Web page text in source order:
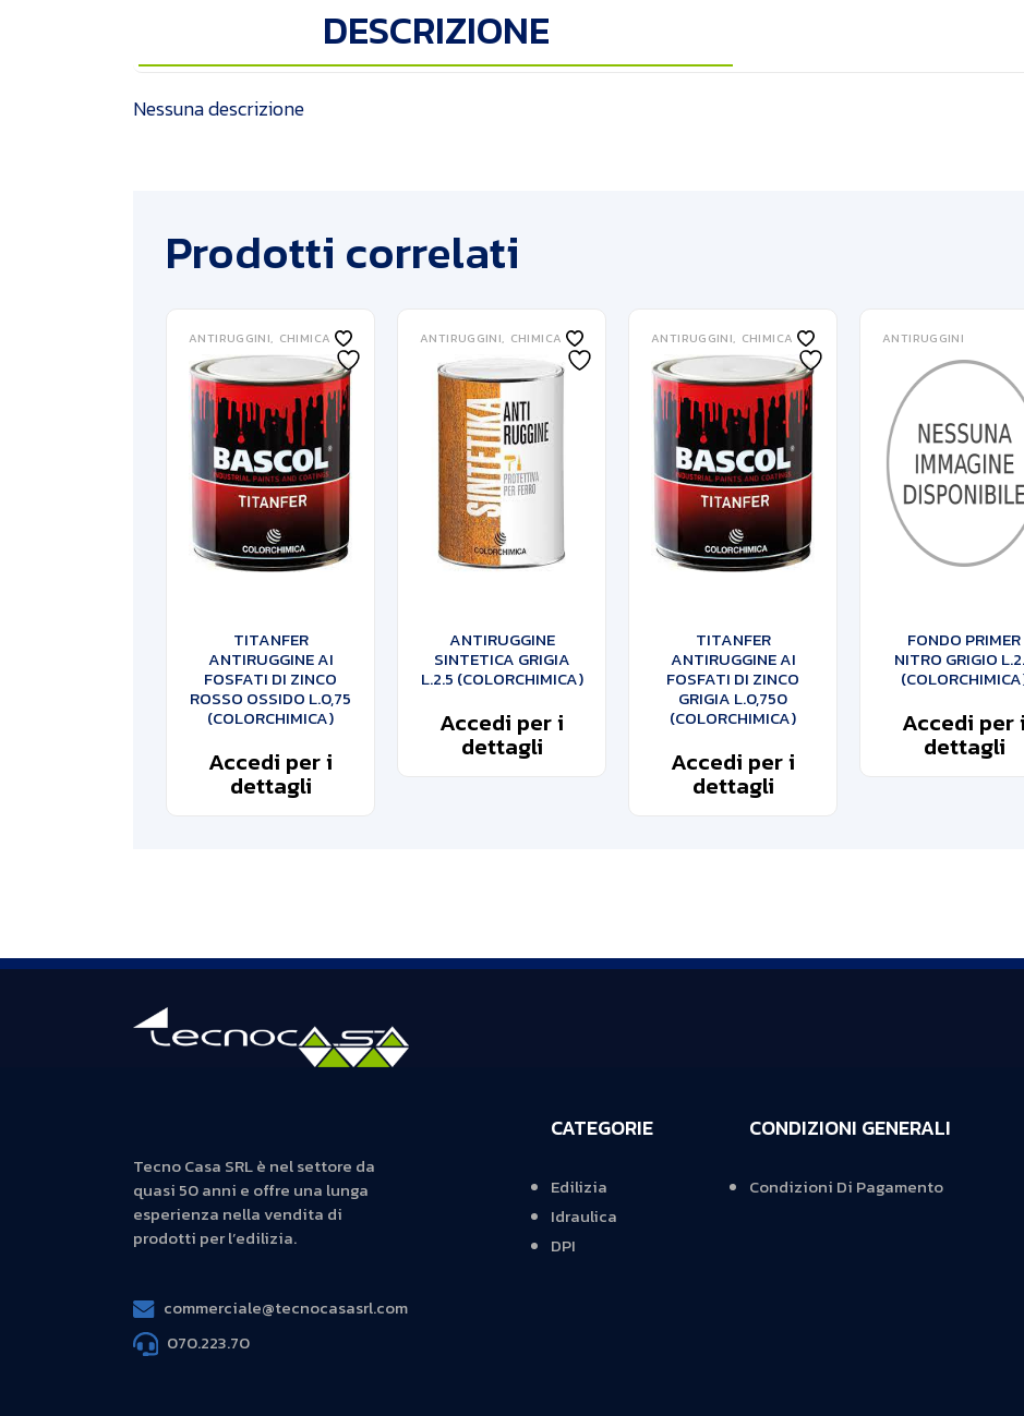
DESCRIZIONE
Nessuna descrizione
Prodotti correlati
ANTIRUGGINI CHIMICA
TITANFER
ANTIRUGGINE AI
FOSFATI DI ZINCO
ROSSO OSSIDO L.0,75
(COLORCHIMICA)
Accedi per i
dettagli
ANTIRUGGINI CHIMICA
ANTIRUGGINE
SINTETICA GRIGIA
L.2.5 (COLORCHIMICA)
Accedi per i
dettagli
ANTIRUGGINI CHIMICA
TITANFER
ANTIRUGGINE AI
FOSFATI DI ZINCO
GRIGIA L.0,750
(COLORCHIMICA)
Accedi per i
dettagli
ANTIRUGGINI
FONDO PRIMER
NITRO GRIGIO
Accedi per i
dettagli
Tecno Casa SRL è nel settore da
quasi 50 anni e offre una lunga
esperienza nella vendita di
prodotti per l’edilizia.
commerciale@tecnocasasrl.com
070.223.70
CATEGORIE
Edilizia
Idraulica
DPI
CONDIZIONI GENERALI
Condizioni Di Pagamento